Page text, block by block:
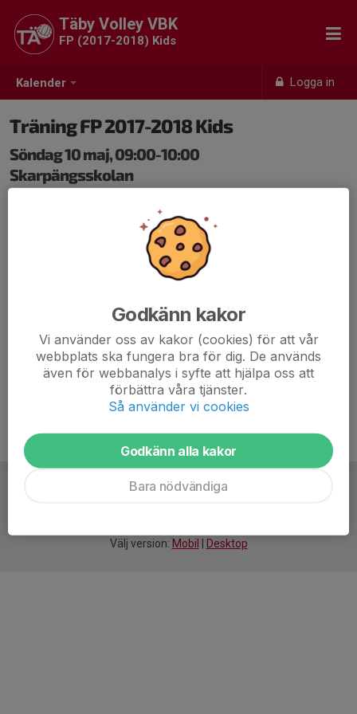
Kalender Logga in
Täby Volley VBK
FP (2017-2018) Kids
Träning FP 2017-2018 Kids
Söndag 10 maj, 09:00-10:00
Skarpängsskolan
Glöm inte vattenflaska och inneskor :)
Välj version: Mobil Desktop
Godkänn kakor
Vi använder oss av kakor (cookies) för att vår
webbplats ska fungera bra för dig. De används
även för webbanalys i syfte att hjälpa oss att
förbättra våra tjänster.
Så använder vi cookies
Godkänn alla kakor
Bara nödvändiga